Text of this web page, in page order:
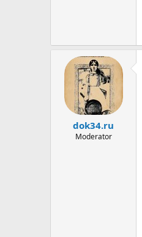
dok34.ru
Moderator